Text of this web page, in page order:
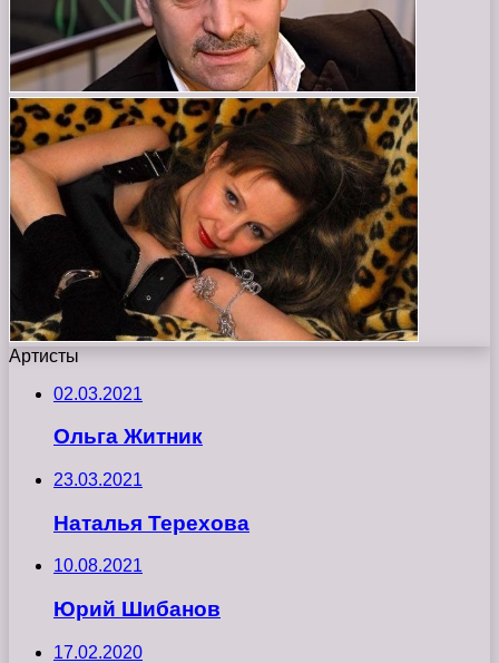
Артисты
02.03.2021
Ольга Житник
23.03.2021
Наталья Терехова
10.08.2021
Юрий Шибанов
17.02.2020